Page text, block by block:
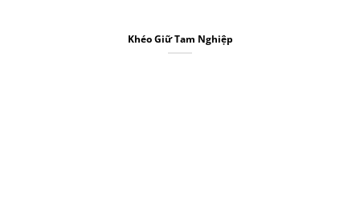
Khéo Giữ Tam Nghiệp